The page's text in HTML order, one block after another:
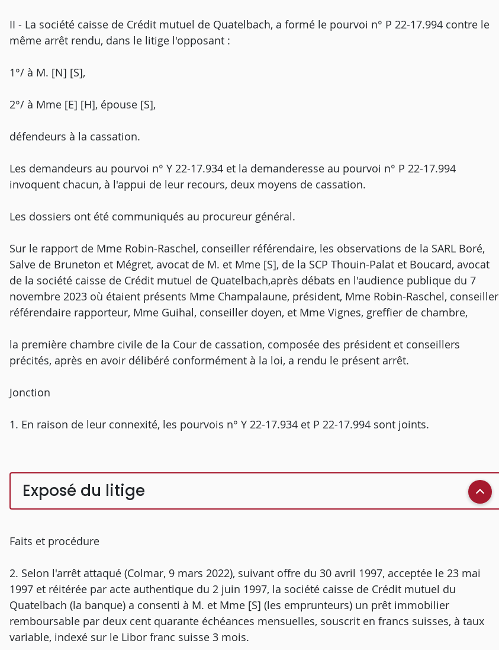
II - La société caisse de Crédit mutuel de Quatelbach, a formé le pourvoi n° P 22-17.994 contre le
même arrêt rendu, dans le litige l'opposant :
1°/ à M. [N] [S],
2°/ à Mme [E] [H], épouse [S],
défendeurs à la cassation.
Les demandeurs au pourvoi n° Y 22-17.934 et la demanderesse au pourvoi n° P 22-17.994
invoquent chacun, à l'appui de leur recours, deux moyens de cassation.
Les dossiers ont été communiqués au procureur général.
Sur le rapport de Mme Robin-Raschel, conseiller référendaire, les observations de la SARL Boré,
Salve de Bruneton et Mégret, avocat de M. et Mme [S], de la SCP Thouin-Palat et Boucard, avocat
de la société caisse de Crédit mutuel de Quatelbach,après débats en l'audience publique du 7
novembre 2023 où étaient présents Mme Champalaune, président, Mme Robin-Raschel, conseiller
référendaire rapporteur, Mme Guihal, conseiller doyen, et Mme Vignes, greffier de chambre,
la première chambre civile de la Cour de cassation, composée des président et conseillers
précités, après en avoir délibéré conformément à la loi, a rendu le présent arrêt.
Jonction
1. En raison de leur connexité, les pourvois n° Y 22-17.934 et P 22-17.994 sont joints.
Exposé du litige
Faits et procédure
2. Selon l'arrêt attaqué (Colmar, 9 mars 2022), suivant offre du 30 avril 1997, acceptée le 23 mai
1997 et réitérée par acte authentique du 2 juin 1997, la société caisse de Crédit mutuel du
Quatelbach (la banque) a consenti à M. et Mme [S] (les emprunteurs) un prêt immobilier
remboursable par deux cent quarante échéances mensuelles, souscrit en francs suisses, à taux
variable, indexé sur le Libor franc suisse 3 mois.